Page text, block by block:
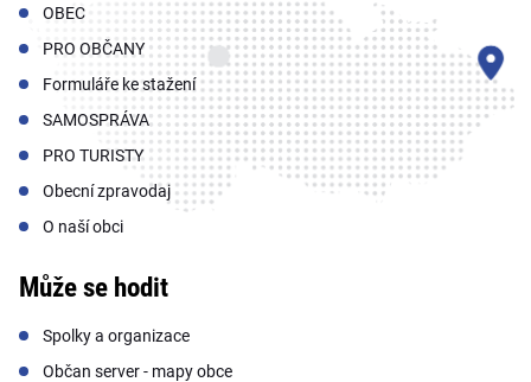
OBEC
PRO OBČANY
Formuláře ke stažení
SAMOSPRÁVA
PRO TURISTY
Obecní zpravodaj
O naší obci
Může se hodit
Spolky a organizace
Občan server - mapy obce